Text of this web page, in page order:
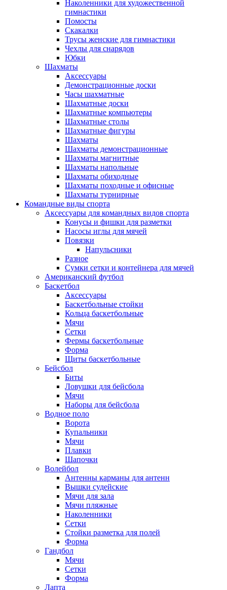
Наколенники для художественной
гимнастики
Помосты
Скакалки
Трусы женские для гимнастики
Чехлы для снарядов
Юбки
Шахматы
Аксессуары
Демонстрационные доски
Часы шахматные
Шахматные доски
Шахматные компьютеры
Шахматные столы
Шахматные фигуры
Шахматы
Шахматы демонстрационные
Шахматы магнитные
Шахматы напольные
Шахматы обиходные
Шахматы походные и офисные
Шахматы турнирные
Командные виды спорта
Аксессуары для командных видов спорта
Конусы и фишки для разметки
Насосы иглы для мячей
Повязки
Напульсники
Разное
Сумки сетки и контейнера для мячей
Американский футбол
Баскетбол
Аксессуары
Баскетбольные стойки
Кольца баскетбольные
Мячи
Сетки
Фермы баскетбольные
Форма
Щиты баскетбольные
Бейсбол
Биты
Ловушки для бейсбола
Мячи
Наборы для бейсбола
Водное поло
Ворота
Купальники
Мячи
Плавки
Шапочки
Волейбол
Антенны карманы для антенн
Вышки судейские
Мячи для зала
Мячи пляжные
Наколенники
Сетки
Стойки разметка для полей
Форма
Гандбол
Мячи
Сетки
Форма
Лапта